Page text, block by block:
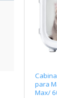
para
Max/